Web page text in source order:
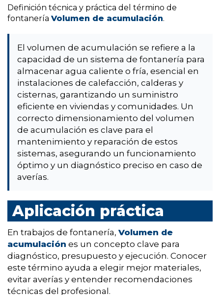
Definición técnica y práctica del término de
fontanería Volumen de acumulación.
El volumen de acumulación se refiere a la
capacidad de un sistema de fontanería para
almacenar agua caliente o fría, esencial en
instalaciones de calefacción, calderas y
cisternas, garantizando un suministro
eficiente en viviendas y comunidades. Un
correcto dimensionamiento del volumen
de acumulación es clave para el
mantenimiento y reparación de estos
sistemas, asegurando un funcionamiento
óptimo y un diagnóstico preciso en caso de
averías.
Aplicación práctica
En trabajos de fontanería, Volumen de
acumulación es un concepto clave para
diagnóstico, presupuesto y ejecución. Conocer
este término ayuda a elegir mejor materiales,
evitar averías y entender recomendaciones
técnicas del profesional.